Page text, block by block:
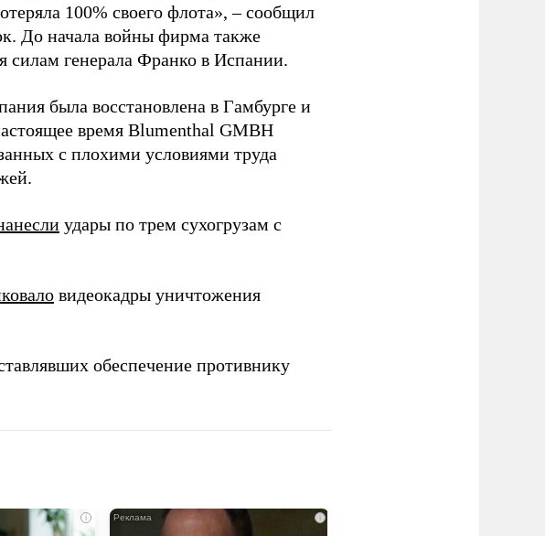
100% своего флота», – сообщил
До начала войны фирма также
силам генерала Франко в Испании.
была восстановлена в Гамбурге и
время Blumenthal GMBH
с плохими условиями труда
удары по трем сухогрузам с
видеокадры уничтожения
обеспечение противнику
i i